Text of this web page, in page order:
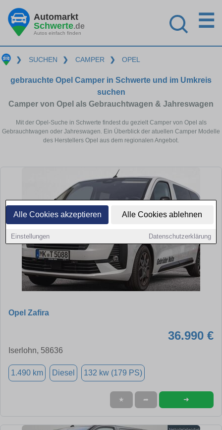
Alle Cookies akzeptieren Alle Cookies ablehnen
Einstellungen Datenschutzerklärung
Automarkt
Schwerte.de
Autos einfach finden
☰
❯ SUCHEN ❯ CAMPER ❯ OPEL
gebrauchte Opel Camper in Schwerte und im Umkreis
suchen
Camper von Opel als Gebrauchtwagen & Jahreswagen
Mit der Opel-Suche in Schwerte findest du gezielt Camper von Opel als
Gebrauchtwagen oder Jahreswagen. Ein Überblick der atuellen Camper Modelle
des Herstellers Opel aus dem regionalen Angebot.
Opel Zafira
36.990 €
Iserlohn, 58636
1.490 km Diesel 132 kw (179 PS)
★ ➦ ➜